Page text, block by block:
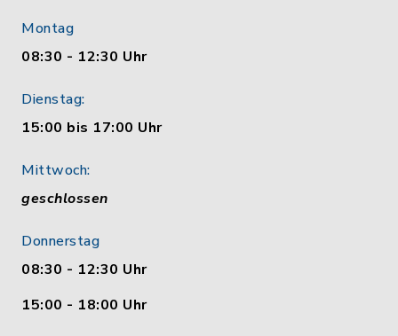
Montag
08:30 - 12:30 Uhr
Dienstag:
15:00 bis 17:00 Uhr
Mittwoch:
geschlossen
Donnerstag
08:30 - 12:30 Uhr
15:00 - 18:00 Uhr